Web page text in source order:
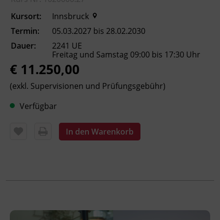
einschlägige Berufserfahrung von Vorteil
Positiv absolviertes Aufnahmegespräch
Für das Aufnahmegespräch senden Sie bitte
die Bewerbungsunterlagen
(Motivationsschreiben, Lebenslauf, Zeugnisse
etc.) an fruehfoerderung@bfi-tirol.at. Nach
persönliches Aufnahmegespräch zur
Orientierung und zur Abklärung der Eignung.
Das Aufnahmegespräch wird separat mit EUR
Inhalte
von Familie und Gesellschaft
Kursort:
Innsbruck
Termin:
05.03.2027 bis 28.02.2030
Dauer:
2241 UE
Freitag und Samstag 09:00 bis 17:30 Uhr
€ 11.250,00
(exkl. Supervisionen und Prüfungsgebühr)
Verfügbar
In den Warenkorb